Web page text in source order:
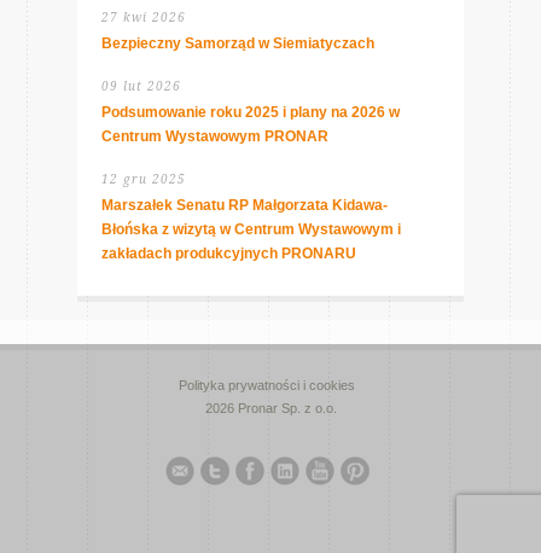
27 kwi 2026
Bezpieczny Samorząd w Siemiatyczach
09 lut 2026
Podsumowanie roku 2025 i plany na 2026 w
Centrum Wystawowym PRONAR
12 gru 2025
Marszałek Senatu RP Małgorzata Kidawa-
Błońska z wizytą w Centrum Wystawowym i
zakładach produkcyjnych PRONARU
Polityka prywatności i cookies
2026 Pronar Sp. z o.o.